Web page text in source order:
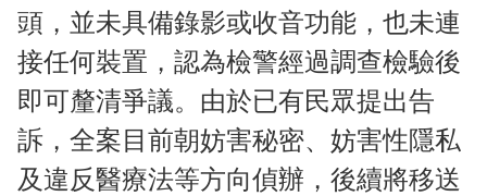
頭，並未具備錄影或收音功能，也未連
接任何裝置，認為檢警經過調查檢驗後
即可釐清爭議。由於已有民眾提出告
訴，全案目前朝妨害秘密、妨害性隱私
及違反醫療法等方向偵辦，後續將移送